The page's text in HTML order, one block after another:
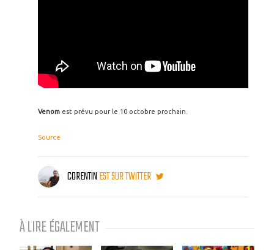
Venom est prévu pour le 10 octobre prochain.
Source
CORENTINEST SUR TWITTER
À LIRE ÉGALEMENT